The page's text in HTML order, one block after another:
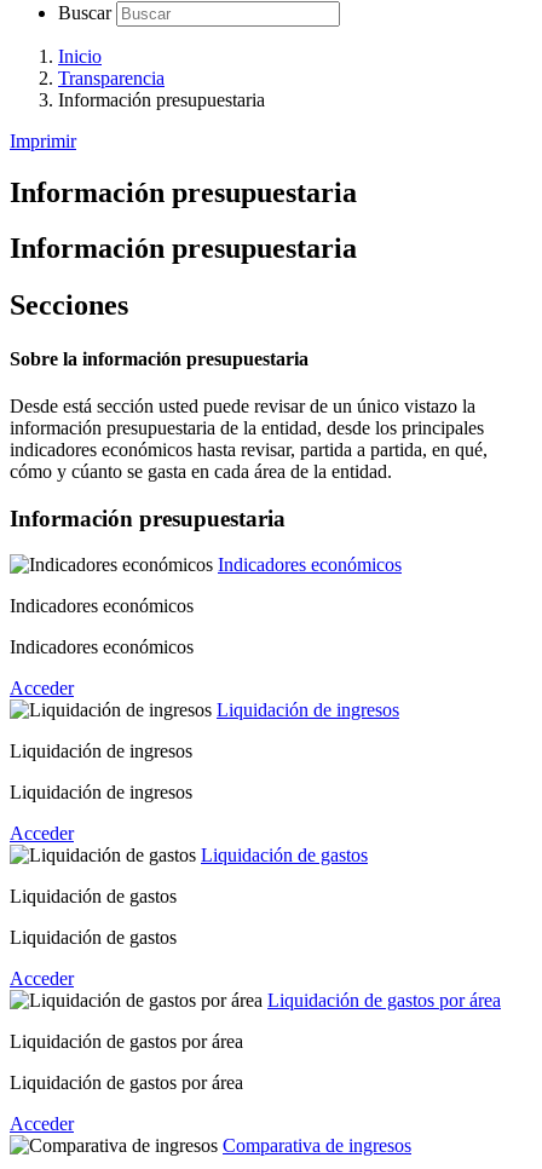
Buscar
Inicio
Transparencia
Información presupuestaria
Imprimir
Información presupuestaria
Información presupuestaria
Secciones
Sobre la información presupuestaria
Desde está sección usted puede revisar de un único vistazo la
información presupuestaria de la entidad, desde los principales
indicadores económicos hasta revisar, partida a partida, en qué,
cómo y cúanto se gasta en cada área de la entidad.
Información presupuestaria
Indicadores económicos
Indicadores económicos
Indicadores económicos
Acceder
Liquidación de ingresos
Liquidación de ingresos
Liquidación de ingresos
Acceder
Liquidación de gastos
Liquidación de gastos
Liquidación de gastos
Acceder
Liquidación de gastos por área
Liquidación de gastos por área
Liquidación de gastos por área
Acceder
Comparativa de ingresos